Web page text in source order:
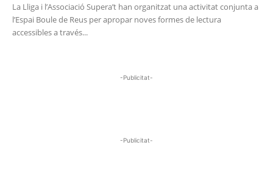
La Lliga i l’Associació Supera’t han organitzat una activitat conjunta a
l’Espai Boule de Reus per apropar noves formes de lectura
accessibles a través...
-Publicitat-
-Publicitat-